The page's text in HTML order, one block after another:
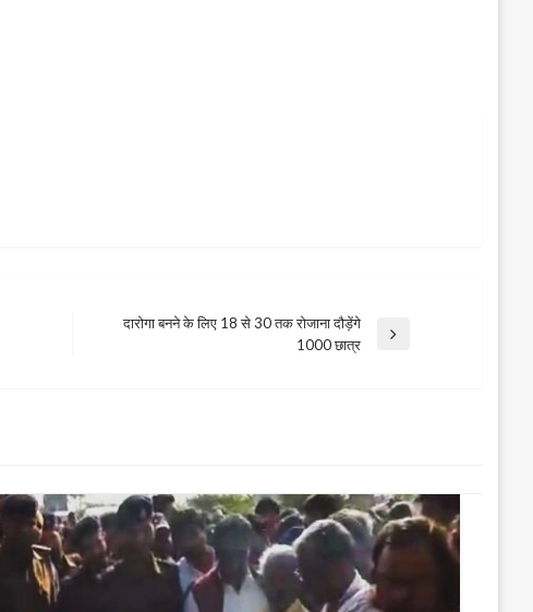
दारोगा बनने के लिए 18 से 30 तक रोजाना दौड़ेंगे
1000 छात्र